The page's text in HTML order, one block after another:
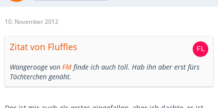
10. November 2012
Zitat von Fluffles
Wangerooge von FM finde ich auch toll. Hab ihn aber erst fürs
Töchterchen genäht.